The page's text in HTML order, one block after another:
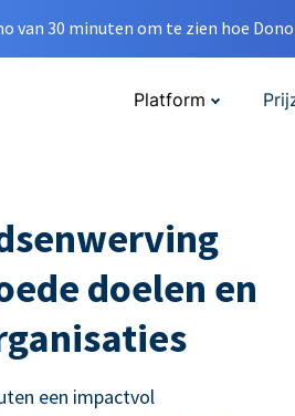
van 30 minuten om te zien hoe
Platform
doelen en
een impactvol